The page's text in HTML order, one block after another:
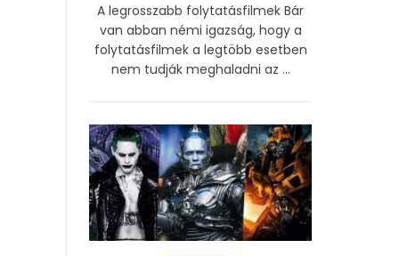
A legrosszabb folytatásfilmek Bár
van abban némi igazság, hogy a
folytatásfilmek a legtöbb esetben
nem tudják meghaladni az ...